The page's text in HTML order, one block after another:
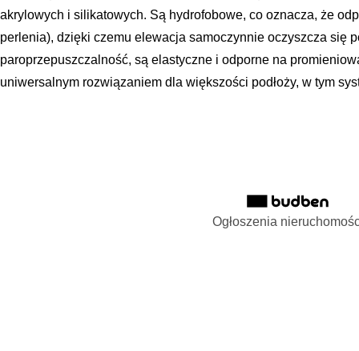
akrylowych i silikatowych. Są hydrofobowe, co oznacza, że
perlenia), dzięki czemu elewacja samoczynnie oczyszcza się
paroprzepuszczalność, są elastyczne i odporne na
uniwersalnym rozwiązaniem dla większości podłoży, w tym
Ogłoszenia